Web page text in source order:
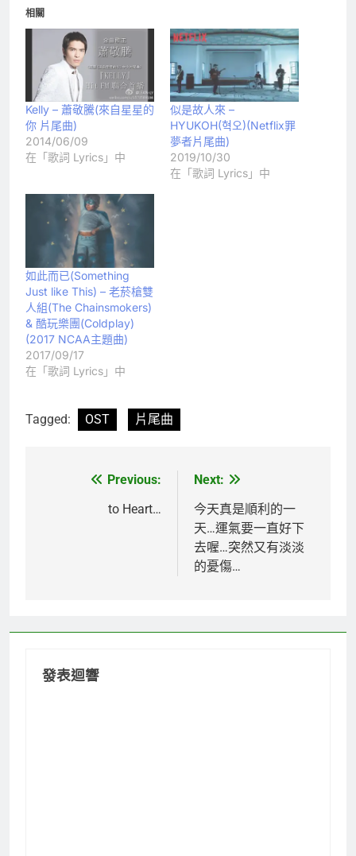
相關
Kelly – 蕭敬騰(來自星星的
你 片尾曲)
2014/06/09
在「歌詞 Lyrics」中
似是故人來 –
HYUKOH(혁오)(Netflix罪
夢者片尾曲)
2019/10/30
在「歌詞 Lyrics」中
如此而已(Something
Just like This) – 老菸槍雙
人組(The Chainsmokers)
& 酷玩樂團(Coldplay)
(2017 NCAA主題曲)
2017/09/17
在「歌詞 Lyrics」中
Tagged: OST 片尾曲
Previous:
to Heart…
Next:
今天真是順利的一
天…運氣要一直好下
去喔…突然又有淡淡
的憂傷…
發表迴響